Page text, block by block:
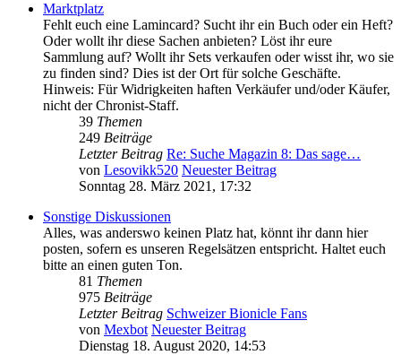
Marktplatz
Fehlt euch eine Lamincard? Sucht ihr ein Buch oder ein Heft?
Oder wollt ihr diese Sachen anbieten? Löst ihr eure
Sammlung auf? Wollt ihr Sets verkaufen oder wisst ihr, wo sie
zu finden sind? Dies ist der Ort für solche Geschäfte.
Hinweis: Für Widrigkeiten haften Verkäufer und/oder Käufer,
nicht der Chronist-Staff.
39 Themen
249 Beiträge
Letzter Beitrag Re: Suche Magazin 8: Das sage…
von Lesovikk520 Neuester Beitrag
Sonntag 28. März 2021, 17:32
Sonstige Diskussionen
Alles, was anderswo keinen Platz hat, könnt ihr dann hier
posten, sofern es unseren Regelsätzen entspricht. Haltet euch
bitte an einen guten Ton.
81 Themen
975 Beiträge
Letzter Beitrag Schweizer Bionicle Fans
von Mexbot Neuester Beitrag
Dienstag 18. August 2020, 14:53